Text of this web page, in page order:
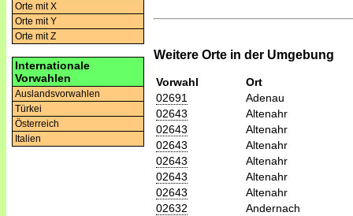
Orte mit X
Orte mit Y
Orte mit Z
Internationale
Vorwahlen
Auslandsvorwahlen
Türkei
Österreich
Italien
Weitere Orte in der Umgebung
Vorwahl
Ort
02691
Adenau
02643
Altenahr
02643
Altenahr
02643
Altenahr
02643
Altenahr
02643
Altenahr
02643
Altenahr
02632
Andernach